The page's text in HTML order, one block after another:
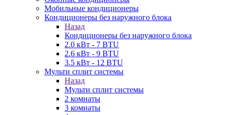
Мобильные кондиционеры
Кондиционеры без наружного блока
Назад
Кондиционеры без наружного блока
2.0 кВт - 7 BTU
2.6 кВт - 9 BTU
3.5 кВт - 12 BTU
Мульти сплит системы
Назад
Мульти сплит системы
2 комнаты
3 комнаты